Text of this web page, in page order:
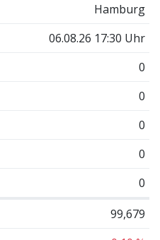
Hamburg
06.08.26 17:30 Uhr
0
0
0
0
0
99,679